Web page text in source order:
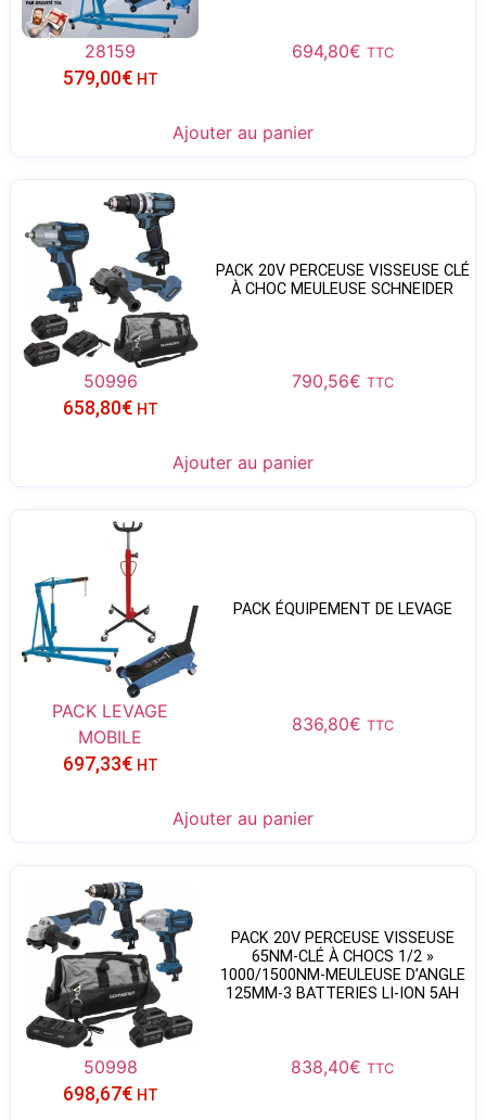
28159 694,80€ TTC
579,00€ HT
Ajouter au panier
PACK 20V PERCEUSE VISSEUSE CLÉ
À CHOC MEULEUSE SCHNEIDER
50996 790,56€ TTC
658,80€ HT
Ajouter au panier
PACK ÉQUIPEMENT DE LEVAGE
PACK LEVAGE
MOBILE
836,80€ TTC
697,33€ HT
Ajouter au panier
PACK 20V PERCEUSE VISSEUSE
65NM-CLÉ À CHOCS 1/2 »
1000/1500NM-MEULEUSE D’ANGLE
125MM-3 BATTERIES LI-ION 5AH
50998 838,40€ TTC
698,67€ HT